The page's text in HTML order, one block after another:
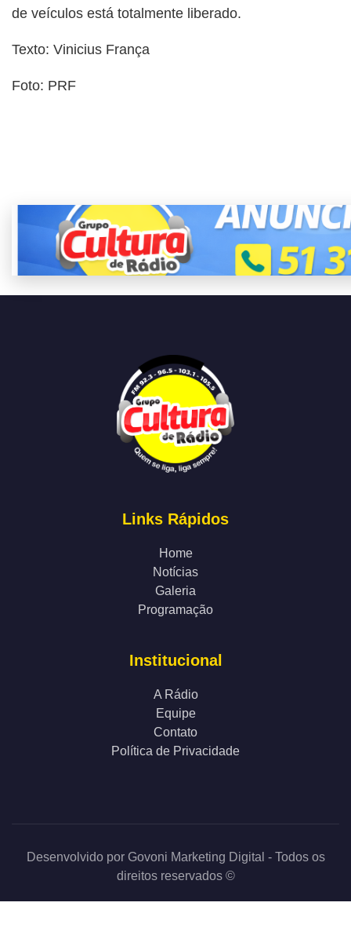
de veículos está totalmente liberado.
Texto: Vinicius França
Foto: PRF
Links Rápidos
Home
Notícias
Galeria
Programação
Institucional
A Rádio
Equipe
Contato
Política de Privacidade
Desenvolvido porGovoni Marketing Digital - Todos os
direitos reservados ©